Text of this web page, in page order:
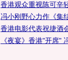
香港观众重视陈可辛
冯小刚野心力作《集
香港电影代表祝捷酒
《夜宴》香港"开席"